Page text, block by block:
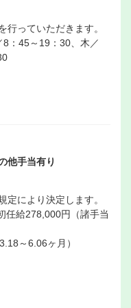
行っていただきます。
：45～19：30、木／
他手当有り
により決定します。
任給278,000円（諸手当
～6.06ヶ月）